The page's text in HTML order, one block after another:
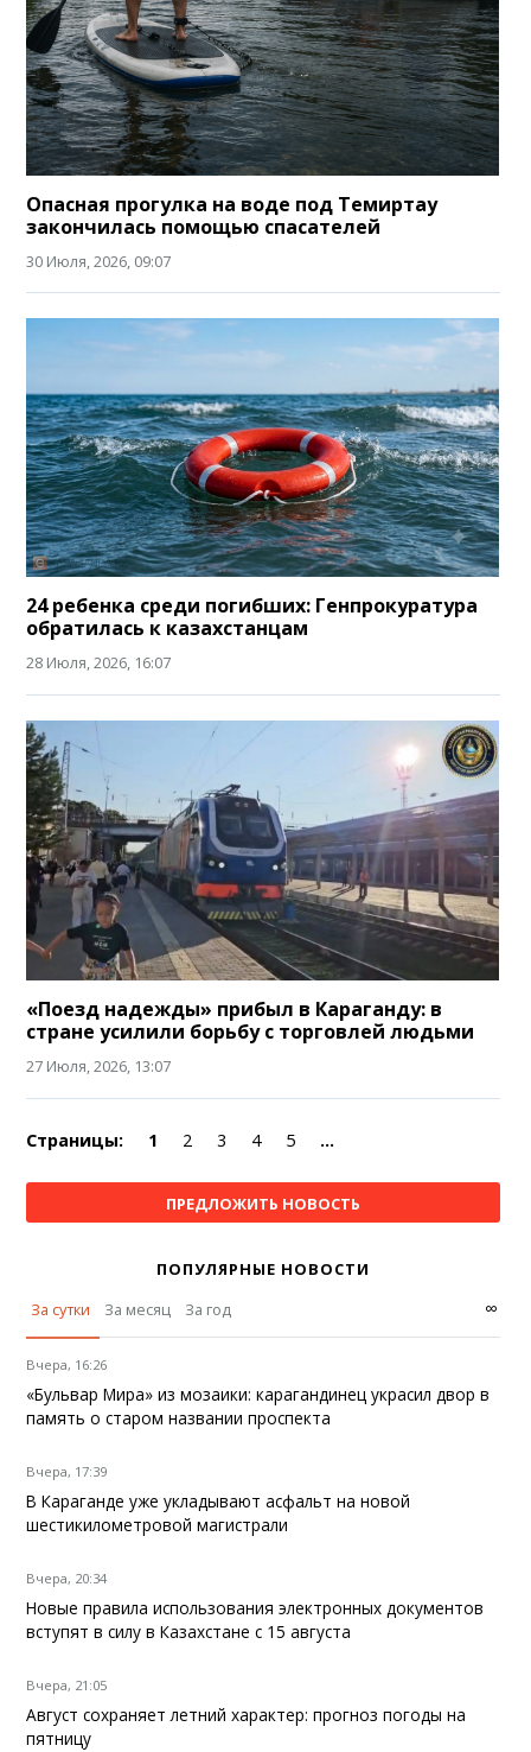
Опасная прогулка на воде под Темиртау
закончилась помощью спасателей
30 Июля, 2026, 09:07
24 ребенка среди погибших: Генпрокуратура
обратилась к казахстанцам
28 Июля, 2026, 16:07
«Поезд надежды» прибыл в Караганду: в
стране усилили борьбу с торговлей людьми
27 Июля, 2026, 13:07
Страницы: 1 2 3 4 5 ...
ПРЕДЛОЖИТЬ НОВОСТЬ
ПОПУЛЯРНЫЕ НОВОСТИ
За сутки
За месяц За год ∞
Вчера, 16:26
«Бульвар Мира» из мозаики: карагандинец украсил двор в
память о старом названии проспекта
Вчера, 17:39
В Караганде уже укладывают асфальт на новой
шестикилометровой магистрали
Вчера, 20:34
Новые правила использования электронных документов
вступят в силу в Казахстане с 15 августа
Вчера, 21:05
Август сохраняет летний характер: прогноз погоды на
пятницу